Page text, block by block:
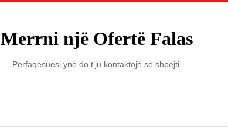
Merrni një Ofertë Falas
Përfaqësuesi ynë do t'ju kontaktojë së shpejti.